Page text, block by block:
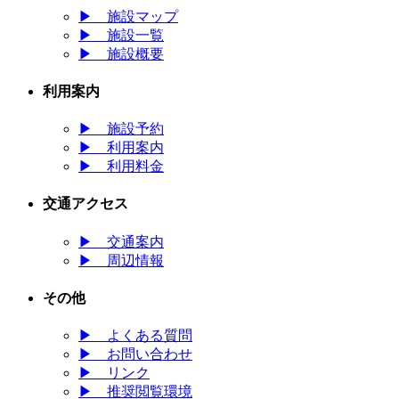
▶ 施設マップ
▶ 施設一覧
▶ 施設概要
利用案内
▶ 施設予約
▶ 利用案内
▶ 利用料金
交通アクセス
▶ 交通案内
▶
周辺情報
その他
▶
よくある質問
▶ お問い合わせ
▶
リンク
▶ 推奨閲覧環境